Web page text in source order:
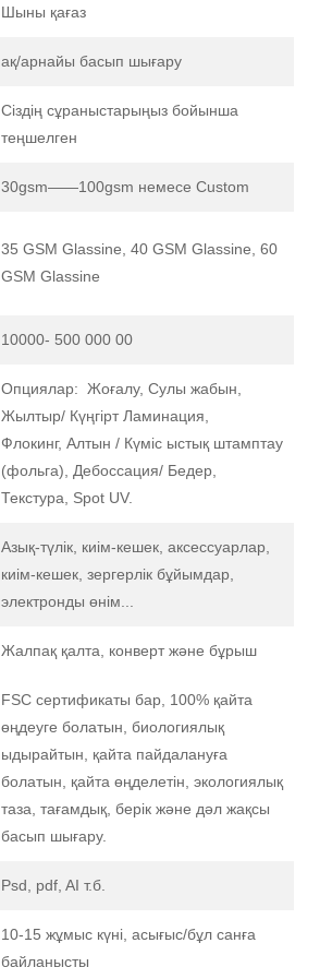
Шыны қағаз
ақ/арнайы басып шығару
Сіздің сұраныстарыңыз бойынша
теңшелген
30gsm——100gsm немесе Custom
35 GSM Glassine, 40 GSM Glassine, 60
GSM Glassine
10000- 500 000 00
Опциялар: Жоғалу, Сулы жабын,
Жылтыр/ Күңгірт Ламинация,
Флокинг, Алтын / Күміс ыстық штамптау
(фольга), Дебоссация/ Бедер,
Текстура, Spot UV.
Азық-түлік, киім-кешек, аксессуарлар,
киім-кешек, зергерлік бұйымдар,
электронды өнім...
Жалпақ қалта, конверт және бұрыш
FSC сертификаты бар, 100% қайта
өңдеуге болатын, биологиялық
ыдырайтын, қайта пайдалануға
болатын, қайта өңделетін, экологиялық
таза, тағамдық, берік және дәл жақсы
басып шығару.
Psd, pdf, AI т.б.
10-15 жұмыс күні, асығыс/бұл санға
байланысты